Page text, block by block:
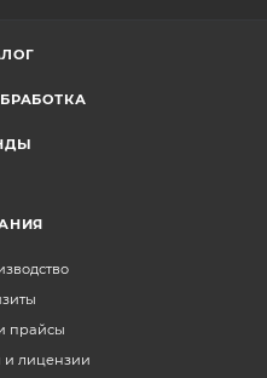
прайсы
и лицензии